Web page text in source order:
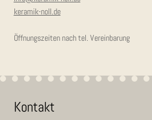
keramik-noll.de
Öffnungszeiten nach tel. Vereinbarung
Kon­takt